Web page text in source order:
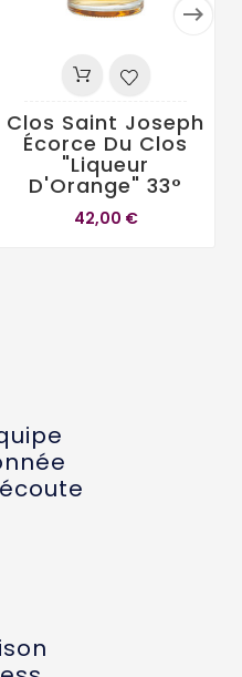

Clos Saint Joseph
Écorce Du Clos
"Liqueur
D'Orange" 33°
42,00 €